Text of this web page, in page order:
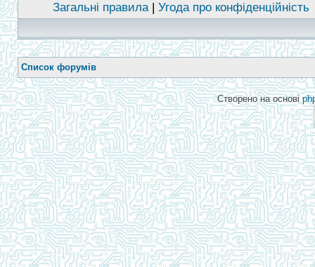
Загальні правила| Угода про конфіденційність
Список форумів
Створено на основі